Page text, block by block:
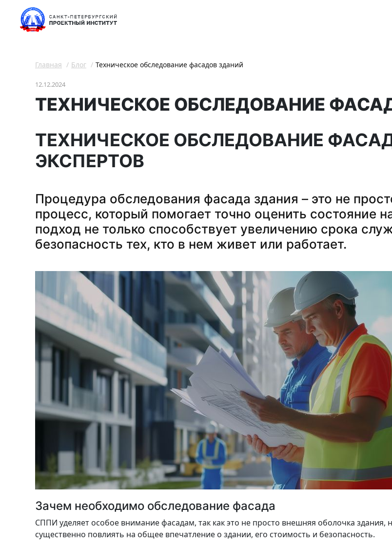
Главная Блог Техническое обследование фасадов зданий
12.12.2024
ТЕХНИЧЕСКОЕ ОБСЛЕДОВАНИЕ
ТЕХНИЧЕСКОЕ ОБСЛЕДОВАНИЕ
ЭКСПЕРТОВ
Процедура обследования фасада здания – это не
процесс, который помогает точно оценить состояние
подход не только способствует увеличению срока
безопасность тех, кто в нем живет или работает.
Зачем необходимо обследование фасада
СППИ уделяет особое внимание фасадам, так как это не просто внешняя оболочка здания,
существенно повлиять на общее впечатление о здании, его стоимость и безопасность.